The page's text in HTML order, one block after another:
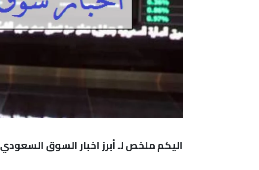
اليكم ملخص لـ أبرز اخبار السوق السعودي 6 مايو 2021 :